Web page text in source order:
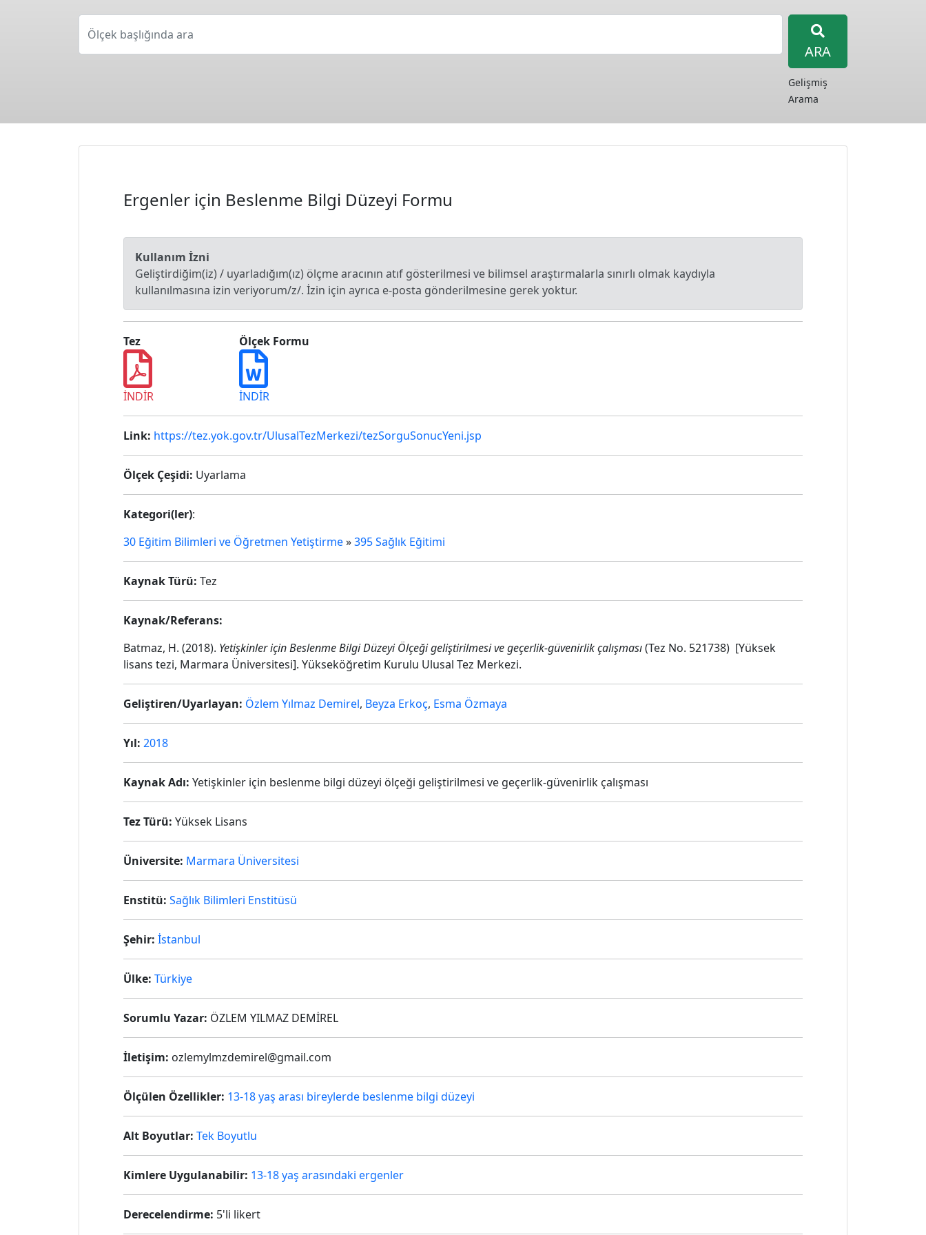
Ölçek başlığında ara
ARA
Gelişmiş
Arama
Ergenler için Beslenme Bilgi Düzeyi Formu
Kullanım İzni
Geliştirdiğim(iz) / uyarladığım(ız) ölçme aracının atıf gösterilmesi ve bilimsel araştırmalarla sınırlı olmak kaydıyla
kullanılmasına izin veriyorum/z/. İzin için ayrıca e-posta gönderilmesine gerek yoktur.
Tez
İNDİR
Ölçek Formu
İNDİR
Link: https://tez.yok.gov.tr/UlusalTezMerkezi/tezSorguSonucYeni.jsp
Ölçek Çeşidi: Uyarlama
Kategori(ler):
30 Eğitim Bilimleri ve Öğretmen Yetiştirme»395 Sağlık Eğitimi
Kaynak Türü: Tez
Kaynak/Referans:
Batmaz, H. (2018). Yetişkinler için Beslenme Bilgi Düzeyi Ölçeği geliştirilmesi ve geçerlik-güvenirlik çalışması(Tez No. 521738) [Yüksek
lisans tezi, Marmara Üniversitesi]. Yükseköğretim Kurulu Ulusal Tez Merkezi.
Geliştiren/Uyarlayan: Özlem Yılmaz Demirel, Beyza Erkoç, Esma Özmaya
Yıl: 2018
Kaynak Adı: Yetişkinler için beslenme bilgi düzeyi ölçeği geliştirilmesi ve geçerlik-güvenirlik çalışması
Tez Türü: Yüksek Lisans
Üniversite: Marmara Üniversitesi
Enstitü: Sağlık Bilimleri Enstitüsü
Şehir: İstanbul
Ülke: Türkiye
Sorumlu Yazar: ÖZLEM YILMAZ DEMİREL
İletişim: ozlemylmzdemirel@gmail.com
Ölçülen Özellikler: 13-18 yaş arası bireylerde beslenme bilgi düzeyi
Alt Boyutlar: Tek Boyutlu
Kimlere Uygulanabilir: 13-18 yaş arasındaki ergenler
Derecelendirme: 5'li likert